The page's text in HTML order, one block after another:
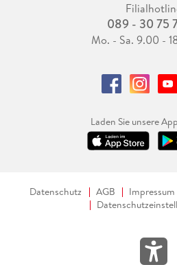
089 - 30 75
Mo. - Sa. 9.00 -
Laden Sie unsere
Datenschutz AGB Impressum